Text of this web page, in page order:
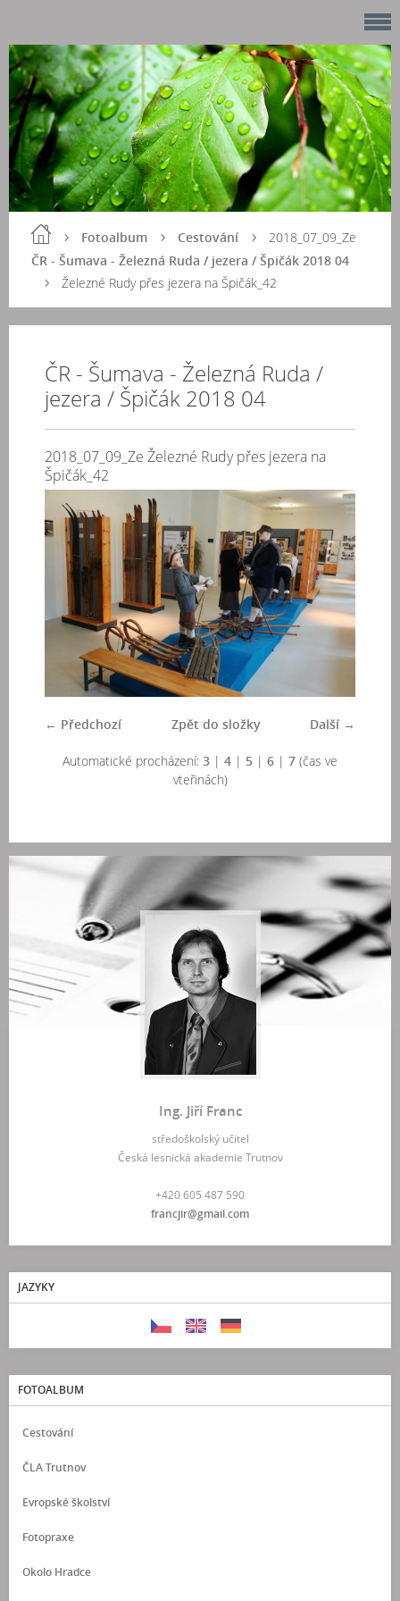
Fotoalbum
Cestování
ČR - Šumava - Železná Ruda / jezera / Špičák 2018 04
2018_07_09_Ze
Železné Rudy přes jezera na Špičák_42
ČR - Šumava - Železná Ruda /
jezera / Špičák 2018 04
2018_07_09_Ze Železné Rudy přes jezera na
Špičák_42
← Předchozí Další →
Zpět do složky
Automatické procházení: 3 | 4 | 5 | 6 | 7 (čas ve
vteřinách)
Ing. Jiří Franc
středoškolský učitel
Česká lesnická akademie Trutnov
+420 605 487 590
francjir@gmail.com
JAZYKY
FOTOALBUM
Cestování
ČLA Trutnov
Evropské školství
Fotopraxe
Okolo Hradce